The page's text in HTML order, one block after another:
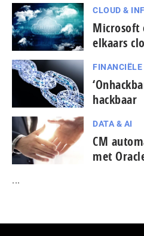
CLOUD &
Microsoft
elkaars
hackbaar
DATA & AI
CM
met
...